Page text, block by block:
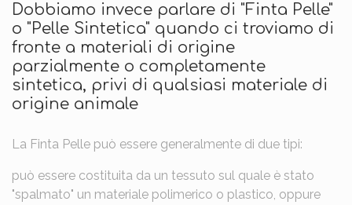
Dobbiamo invece parlare di "Finta Pelle"
o "Pelle Sintetica" quando ci troviamo di
fronte a materiali di origine
parzialmente o completamente
sintetica, privi di qualsiasi materiale di
origine animale
La Finta Pelle può essere generalmente di due tipi:
può essere costituita da un tessuto sul quale è stato
"spalmato" un materiale polimerico o plastico, oppure